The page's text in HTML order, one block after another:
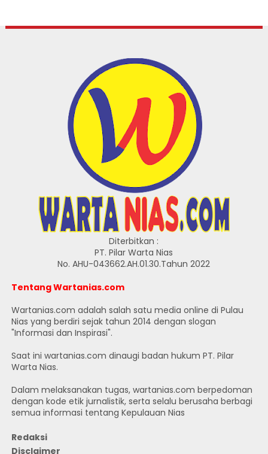
Diterbitkan :
PT. Pilar Warta Nias
No. AHU-043662.AH.01.30.Tahun 2022
Tentang Wartanias.com
Wartanias.com adalah salah satu media online di Pulau
Nias yang berdiri sejak tahun 2014 dengan slogan
"Informasi dan Inspirasi".
Saat ini wartanias.com dinaugi badan hukum PT. Pilar
Warta Nias.
Dalam melaksanakan tugas, wartanias.com berpedoman
dengan kode etik jurnalistik, serta selalu berusaha berbagi
semua informasi tentang Kepulauan Nias
Redaksi
Disclaimer